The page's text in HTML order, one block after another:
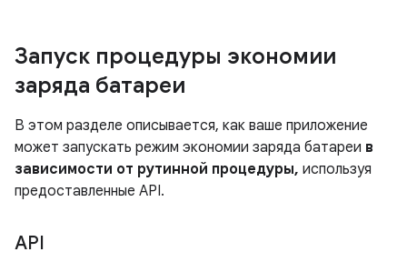
Запуск процедуры экономии
заряда батареи
В этом разделе описывается, как ваше приложение
может запускать режим экономии заряда батареи в
зависимости от рутинной процедуры, используя
предоставленные API.
API